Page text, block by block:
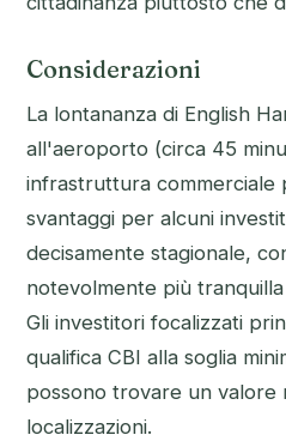
Considerazioni
La lontananza di English
all'aeroporto (circa 45
infrastruttura commerciale
svantaggi per alcuni
decisamente stagionale,
notevolmente più
Gli investitori focalizzati
qualifica CBI alla soglia
possono trovare un valore
localizzazioni.